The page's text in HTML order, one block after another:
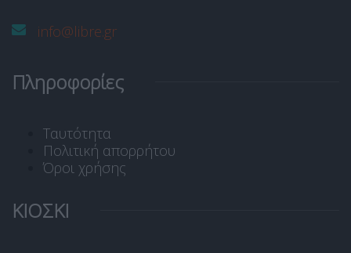
info@libre.gr
Πληροφορίες
Ταυτότητα
Πολιτική απορρήτου
Όροι χρήσης
ΚΙΟΣΚΙ